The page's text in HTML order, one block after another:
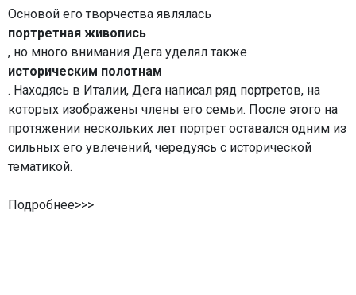
Основой его творчества являлась
портретная живопись
, но много внимания Дега уделял также
историческим полотнам
. Находясь в Италии, Дега написал ряд портретов, на
которых изображены члены его семьи. После этого на
протяжении нескольких лет портрет оставался одним из
сильных его увлечений, чередуясь с исторической
тематикой.
Подробнее>>>